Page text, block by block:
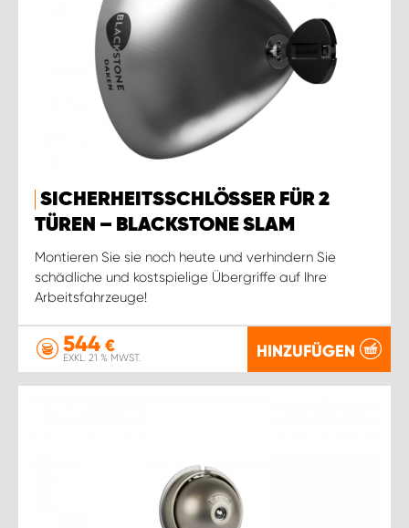
SICHERHEITSSCHLÖSSER FÜR 2
TÜREN – BLACKSTONE SLAM
Montieren Sie sie noch heute und verhindern Sie
schädliche und kostspielige Übergriffe auf Ihre
Arbeitsfahrzeuge!
544 €
EXKL. 21 % MWST. HINZUFÜGEN